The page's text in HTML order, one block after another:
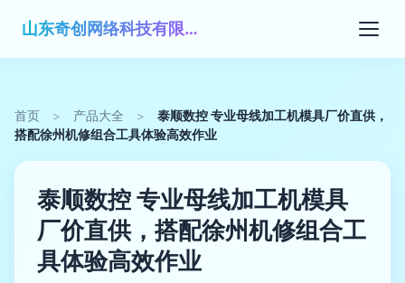
山东奇创网络科技有限公司
首页 > 产品大全 >
泰顺数控 专业母线加工机模具厂价直供，
搭配徐州机修组合工具体验高效作业
泰顺数控 专业母线加工机模具
厂价直供，搭配徐州机修组合工
具体验高效作业